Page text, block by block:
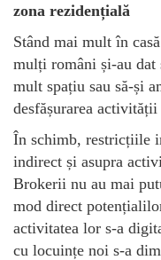
zona rezidențială
Stând mai mult în
mulți români și-au dat
mult spațiu sau să-și
desfășurarea
În schimb, restricțiile
indirect și asupra
Brokerii nu au mai
mod direct
activitatea lor s-a
cu locuințe noi s-a